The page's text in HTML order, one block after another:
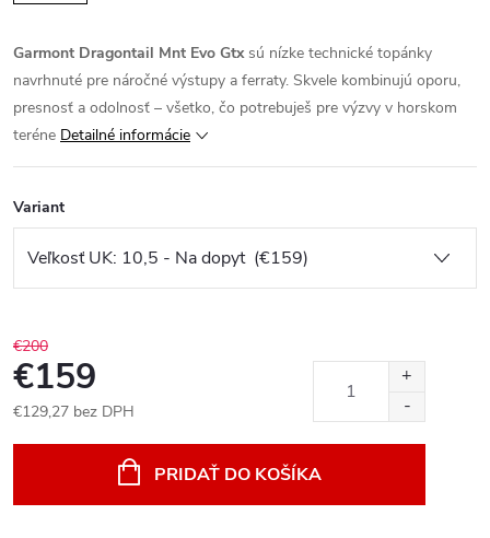
Garmont Dragontail Mnt Evo Gtxsú nízke technické topánky
navrhnuté pre náročné výstupy a ferraty. Skvele kombinujú oporu,
presnosť a odolnosť – všetko, čo potrebuješ pre výzvy v horskom
teréne Detailné informácie
Variant
€200
€159
€129,27 bez DPH
PRIDAŤ DO KOŠÍKA